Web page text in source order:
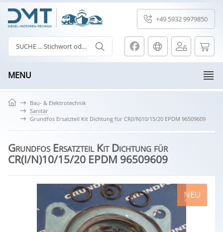
+49 5932 9979850
MENU
Bau- & Elektrotechnik
Sanitär
Grundfos Ersatzteil Kit Dichtung für CR(I/N)10/15/20 EPDM 96509609
Grundfos Ersatzteil Kit Dichtung für
CR(I/N)10/15/20 EPDM 96509609
NEU